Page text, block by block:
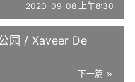
2020-09-08 上午8:30
园 / Xaveer De
下一篇